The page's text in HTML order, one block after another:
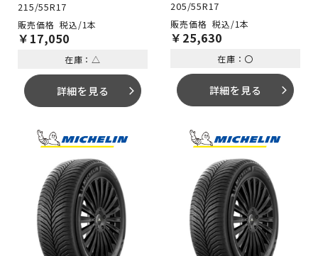
98T XL
215/55R17
税込/1本
￥ 17,050
在庫：△
詳細を見る arrow_forward_ios
205/55R17
税込/1本
￥ 25,630
在庫：〇
詳細を見る arrow_forward_ios